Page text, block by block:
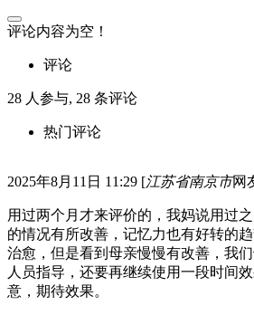
评论内容为空！
评论
28 人参与, 28 条评论
热门评论
2025年8月11日 11:29 [江苏省南京市网
用过两个月才来评价的，我妈说用过
的情况有所改善，记忆力也有好转的
治愈，但是看到母亲慢慢有改善，我
人员指导，还要再继续使用一段时间
意，期待效果。